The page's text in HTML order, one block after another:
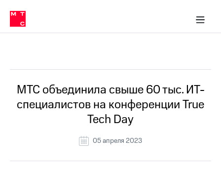
Медиа-центр
и акционерам
Устойчивое развитие
Комплаенс и деловая этика
компании
Карьера
История
компании
информация
в МТС
Пресс-
релизы
о технологиях
МТС объединила свыше 60 тыс. ИТ-
специалистов на конференции True
Tech Day
05 апреля 2023